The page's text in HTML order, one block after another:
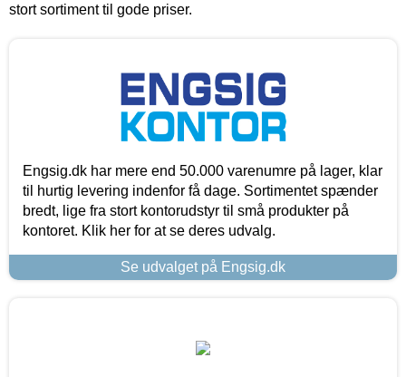
stort sortiment til gode priser.
Engsig.dk har mere end 50.000 varenumre på lager, klar
til hurtig levering indenfor få dage. Sortimentet spænder
bredt, lige fra stort kontorudstyr til små produkter på
kontoret. Klik her for at se deres udvalg.
Se udvalget på Engsig.dk